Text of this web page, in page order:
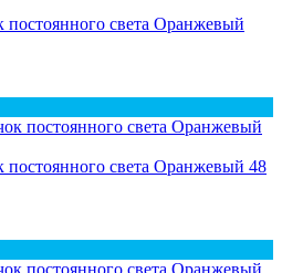
света Оранжевый
света Оранжевый 48